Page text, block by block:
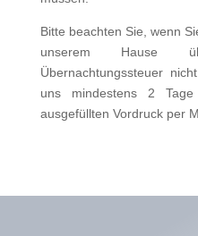
Bitte beachten Sie, wenn
unserem Hause
Übernachtungssteuer
uns mindestens 2
ausgefüllten Vordruck per